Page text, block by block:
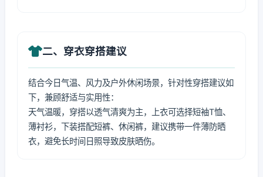
二、穿衣穿搭建议
结合今日气温、风力及户外休闲场景，针对性穿搭建议如
下，兼顾舒适与实用性：
天气温暖，穿搭以透气清爽为主，上衣可选择短袖T恤、
薄衬衫，下装搭配短裤、休闲裤，建议携带一件薄防晒
衣，避免长时间日照导致皮肤晒伤。